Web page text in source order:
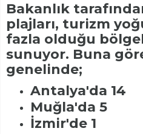
Bakanlık
plajları, turizm
fazla olduğu
sunuyor. Buna
genelinde;
Antalya'da 14
Muğla'da 5
İzmir'de 1